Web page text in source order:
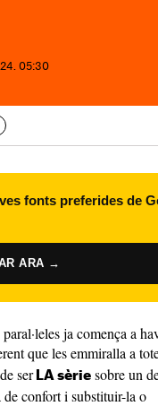
05:30
fonts preferides de
ARA →
ja comença a
que les emmiralla a
serLA sèrie sobre un
de confort i substituir-la o